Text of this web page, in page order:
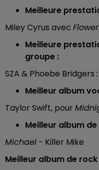
Meilleure
Miley Cyrus avec
Meilleure
groupe :
SZA & Phoebe Bridgers
Meilleur album
Taylor Swift, pour
Meilleur album
Michael - Killer Mike
Meilleur album de rock